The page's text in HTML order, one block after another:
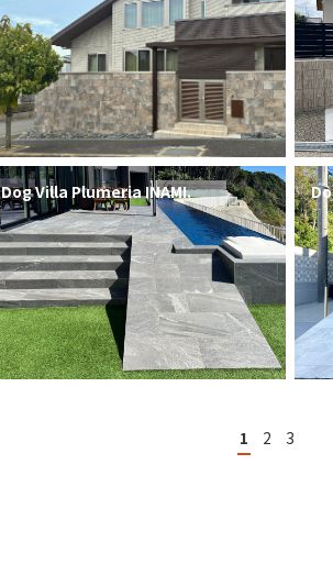
Dog Villa Plumeria INAMI.
1 2 3